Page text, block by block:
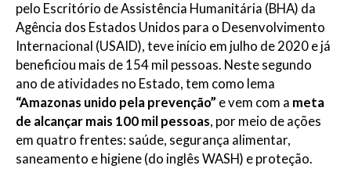
pelo Escritório de Assistência Humanitária (BHA) da
Agência dos Estados Unidos para o Desenvolvimento
Internacional (USAID), teve início em julho de 2020 e já
beneficiou mais de 154 mil pessoas. Neste segundo
ano de atividades no Estado, tem como lema
“Amazonas unido pela prevenção” e vem com a meta
de alcançar mais 100 mil pessoas, por meio de ações
em quatro frentes: saúde, segurança alimentar,
saneamento e higiene (do inglês WASH) e proteção.